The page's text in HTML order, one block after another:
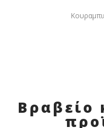
Βραβείο